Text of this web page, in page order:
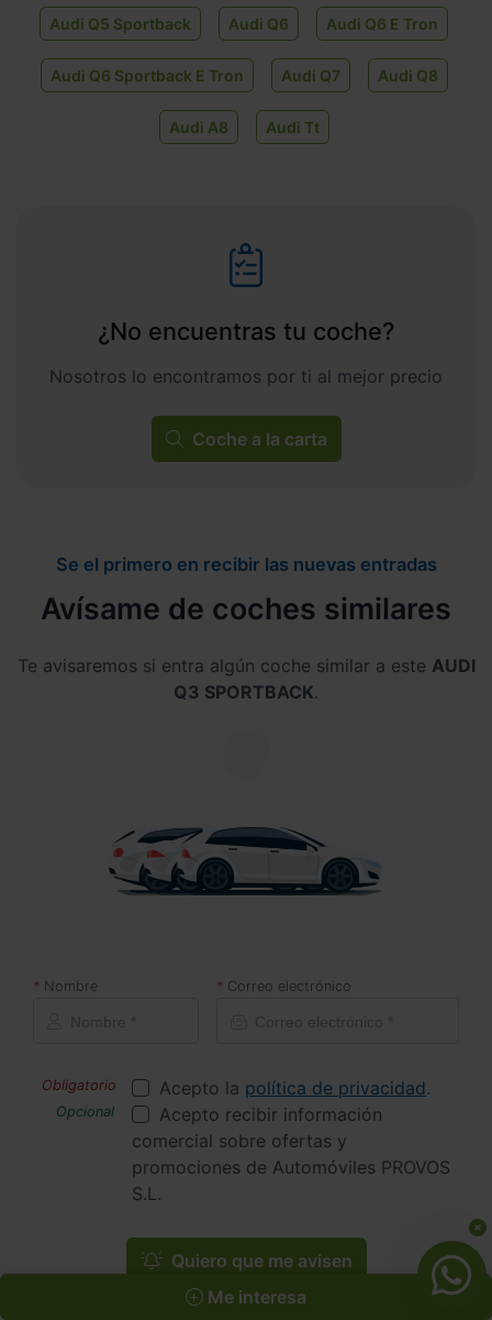
Audi Q5 Sportback Audi Q6 Audi Q6 E Tron
Audi Q6 Sportback E Tron Audi Q7 Audi Q8
Audi A8 Audi Tt
¿No encuentras tu coche?
Nosotros lo encontramos por ti al mejor precio
Coche a la carta
Se el primero en recibir las nuevas entradas
Avísame de coches similares
Te avisaremos si entra algún coche similar a este AUDI
Q3 SPORTBACK.
Nombre Correo electrónico
Acepto la política de privacidad.
Acepto recibir información
comercial sobre ofertas y
promociones de Automóviles PROVOS
S.L.
Quiero que me avisen
Me interesa